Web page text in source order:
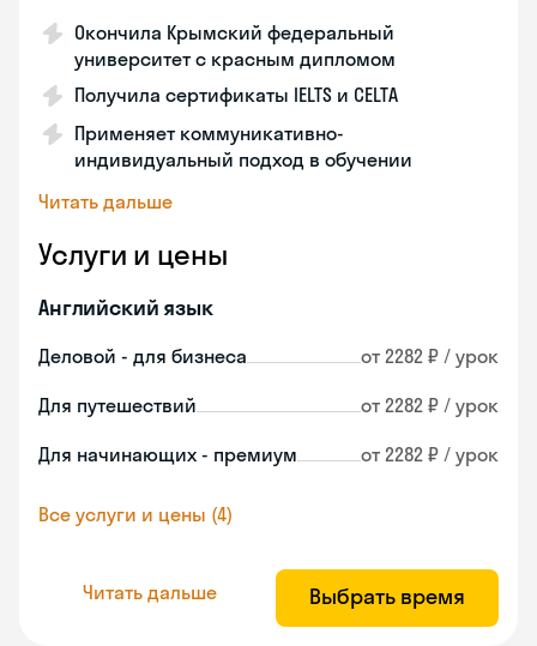
Окончила Крымский федеральный
университет с красным дипломом
Получила сертификаты IELTS и CELTA
Применяет коммуникативно-
индивидуальный подход в обучении
Читать дальше
Услуги и цены
Английский язык
Деловой - для бизнеса от 2282 ₽ / урок
Для путешествий от 2282 ₽ / урок
Для начинающих - премиум от 2282 ₽ / урок
Все услуги и цены (4)
Читать дальше Выбрать время